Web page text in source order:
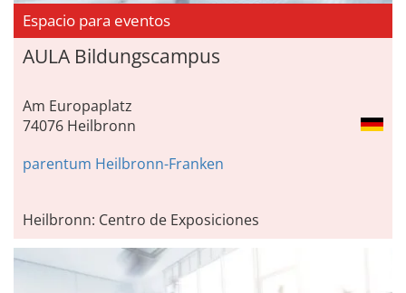
Espacio para eventos
AULA Bildungscampus
Am Europaplatz
74076 Heilbronn
parentum Heilbronn-Franken
Heilbronn: Centro de Exposiciones